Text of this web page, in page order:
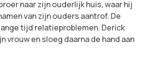
naar zijn ouderlijk huis, waar hij
van zijn ouders aantrof. De
tijd relatieproblemen. Derick
vrouw en sloeg daarna de hand aan